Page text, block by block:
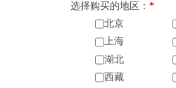
选择购买的地区： *
北京
上海
湖北
西藏